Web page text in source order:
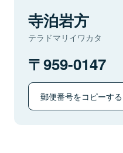
寺泊岩方
テラドマリイワカタ
959-0147
郵便番号をコピーする